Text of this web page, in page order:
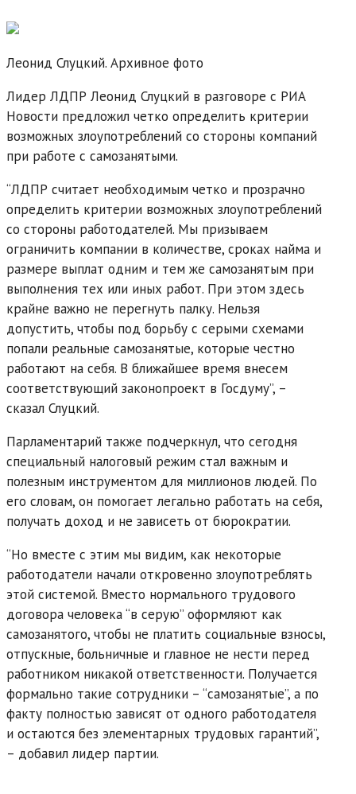
Леонид Слуцкий. Архивное фото
Лидер ЛДПР Леонид Слуцкий в разговоре с РИА
Новости предложил четко определить критерии
возможных злоупотреблений со стороны компаний
при работе с самозанятыми.
“ЛДПР считает необходимым четко и прозрачно
определить критерии возможных злоупотреблений
со стороны работодателей. Мы призываем
ограничить компании в количестве, сроках найма и
размере выплат одним и тем же самозанятым при
выполнения тех или иных работ. При этом здесь
крайне важно не перегнуть палку. Нельзя
допустить, чтобы под борьбу с серыми схемами
попали реальные самозанятые, которые честно
работают на себя. В ближайшее время внесем
соответствующий законопроект в Госдуму”, –
сказал Слуцкий.
Парламентарий также подчеркнул, что сегодня
специальный налоговый режим стал важным и
полезным инструментом для миллионов людей. По
его словам, он помогает легально работать на себя,
получать доход и не зависеть от бюрократии.
“Но вместе с этим мы видим, как некоторые
работодатели начали откровенно злоупотреблять
этой системой. Вместо нормального трудового
договора человека “в серую” оформляют как
самозанятого, чтобы не платить социальные взносы,
отпускные, больничные и главное не нести перед
работником никакой ответственности. Получается
формально такие сотрудники – “самозанятые”, а по
факту полностью зависят от одного работодателя
и остаются без элементарных трудовых гарантий”,
– добавил лидер партии.